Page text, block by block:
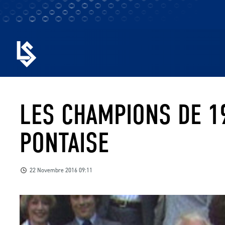
LES CHAMPIONS DE
PONTAISE
22 Novembre 2016 09:11